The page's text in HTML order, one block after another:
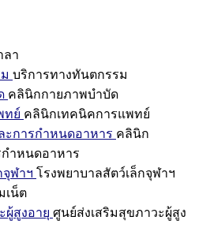
ลา
บริการทางทันตกรรม
คลินิกกายภาพบำบัด
ทย์ คลินิกเทคนิคการแพทย์
การกำหนดอาหาร คลินิก
ำหนดอาหาร
จุฬาฯ โรงพยาบาลสัตว์เล็กจุฬาฯ
เน็ต
ผู้สูงอายุ ศูนย์ส่งเสริมสุขภาวะผู้สูง